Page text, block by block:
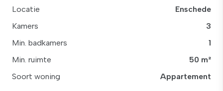
Locatie
Enschede
Kamers
3
Min. badkamers
1
Min. ruimte
50 m²
Soort woning
Appartement